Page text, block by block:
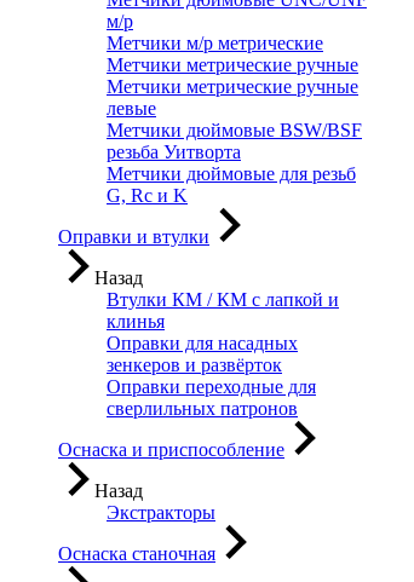
м/р
Метчики м/р метрические
Метчики метрические ручные
Метчики метрические ручные
левые
Метчики дюймовые BSW/BSF
резьба Уитворта
Метчики дюймовые для резьб
G, Rc и K
Оправки и втулки
Назад
Втулки КМ / КМ с лапкой и
клинья
Оправки для насадных
зенкеров и развёрток
Оправки переходные для
сверлильных патронов
Оснаска и приспособление
Назад
Экстракторы
Оснаска станочная